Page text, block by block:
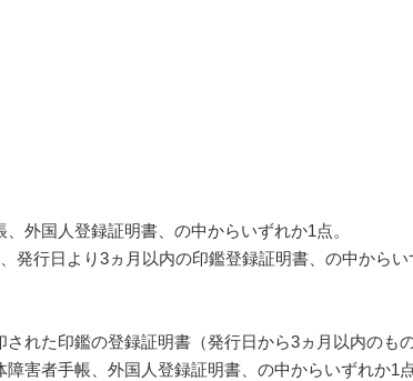
外国人登録証明書、の中からいずれか1点。
行日より3ヵ月以内の印鑑登録証明書、の中からい
れた印鑑の登録証明書（発行日から3ヵ月以内のもの
害者手帳、外国人登録証明書、の中からいずれか1